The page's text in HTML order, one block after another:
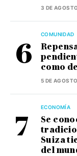
3 DE
COMUNIDAD
como
5 DE
ECONOMÍA
Se
Suiza
del